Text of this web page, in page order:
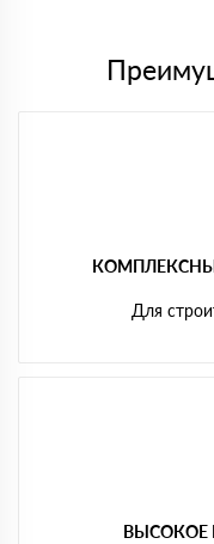
Для
ВЫСОКОЕ